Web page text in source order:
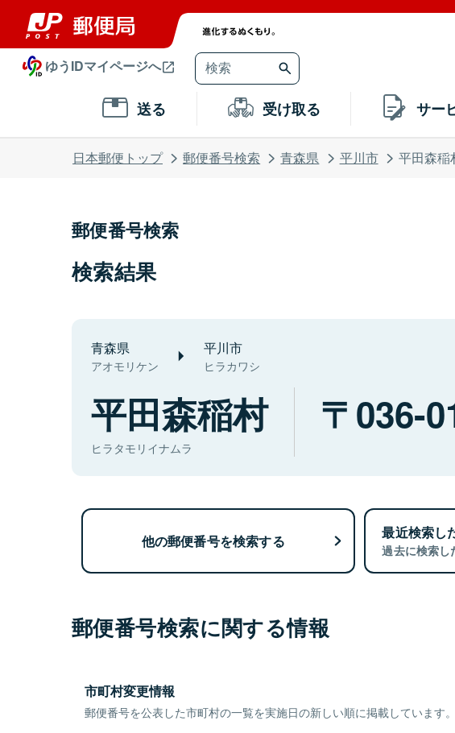
ゆうIDマイページへ
送る 受け取る サー
日本郵便トップ 郵便番号検索 青森県 平川市 平田森稲
郵便番号検索
検索結果
青森県
アオモリケン
平川市
ヒラカワシ
平田森稲村
ヒラタモリイナムラ
036-
他の郵便番号を検索する 最近検索し
過去に検索し
郵便番号検索に関する情報
市町村変更情報
郵便番号を公表した市町村の一覧を実施日の新しい順に掲載しています。